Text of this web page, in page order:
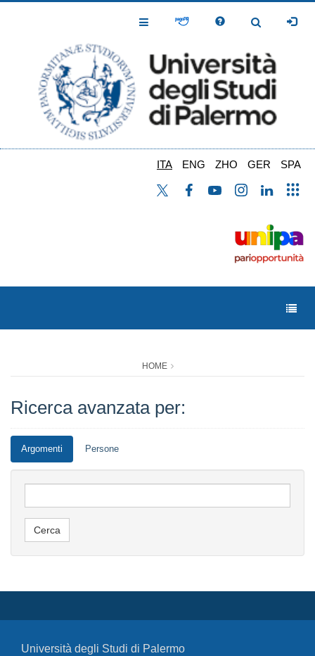
Toggle
Toggle
ITA ENG ZHO GER SPA
HOME
Ricerca avanzata per:
Argomenti Persone
Università degli Studi di Palermo